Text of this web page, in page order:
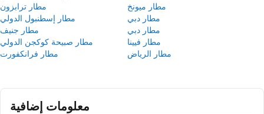
مطار ترابزون
مطار ميونخ
مطار إسطنبول الدولي
مطار دبي
مطار جنيف
مطار دبي
مطار صبيحة كوكجن الدولي
مطار فيينا
مطار فرانكفورت
مطار الرياض
معلومات إضافية